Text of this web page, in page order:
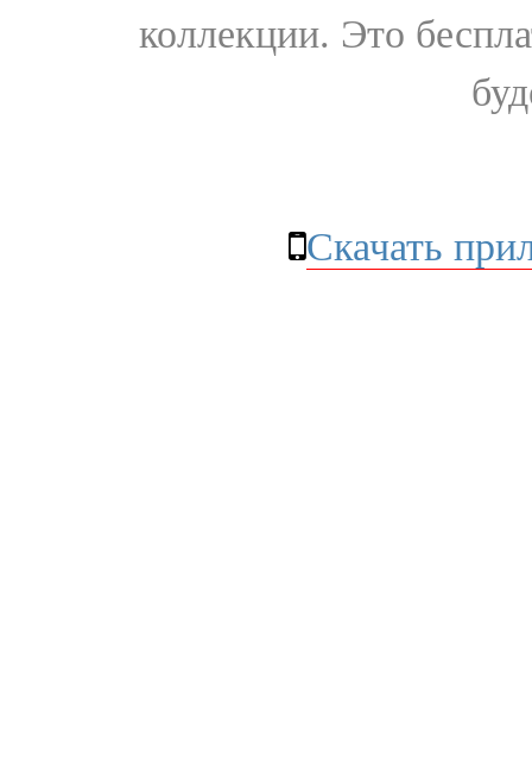
коллекции. Это
Скачать